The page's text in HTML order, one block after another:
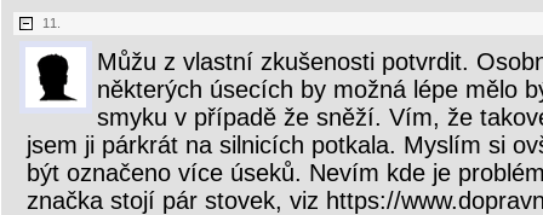
11.
Můžu z vlastní zkušenosti potvrdit.
některých úsecích by možná lépe mělo
smyku v případě že sněží. Vím, že
jsem ji párkrát na silnicích potkala. Myslím si
být označeno více úseků. Nevím kde je
značka stojí pár stovek, viz https://